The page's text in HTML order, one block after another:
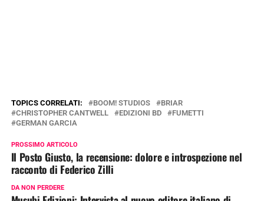
TOPICS CORRELATI: BOOM! STUDIOS
BRIAR
CHRISTOPHER CANTWELL
EDIZIONI BD
FUMETTI
GERMAN GARCIA
PROSSIMO ARTICOLO
Il Posto Giusto, la recensione: dolore e introspezione nel
racconto di Federico Zilli
DA NON PERDERE